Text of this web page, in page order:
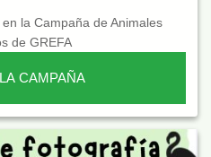
la Campaña de Animales
de GREFA
CAMPAÑA